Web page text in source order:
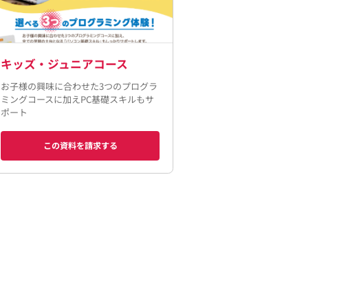
キッズ・ジュニアコース
お子様の興味に合わせた3つのプログラ
ミングコースに加えPC基礎スキルもサ
ポート
この資料を請求する